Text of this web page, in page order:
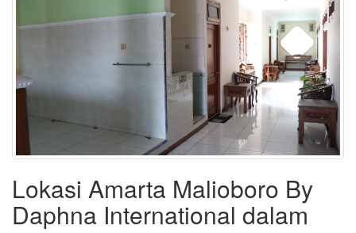
Lokasi Amarta Malioboro By
Daphna International dalam